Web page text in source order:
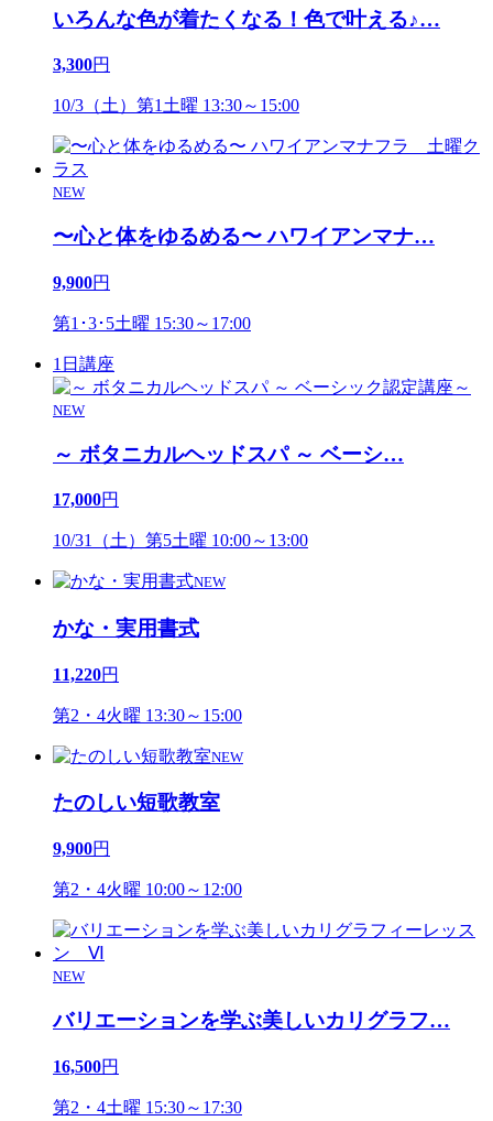
いろんな色が着たくなる！色で叶える♪…
3,300円
10/3（土）第1土曜 13:30～15:00
NEW
〜心と体をゆるめる〜 ハワイアンマナ…
9,900円
第1･3･5土曜 15:30～17:00
1日講座
NEW
～ ボタニカルヘッドスパ ～ ベーシ…
17,000円
10/31（土）第5土曜 10:00～13:00
NEW
かな・実用書式
11,220円
第2・4火曜 13:30～15:00
NEW
たのしい短歌教室
9,900円
第2・4火曜 10:00～12:00
NEW
バリエーションを学ぶ美しいカリグラフ…
16,500円
第2・4土曜 15:30～17:30